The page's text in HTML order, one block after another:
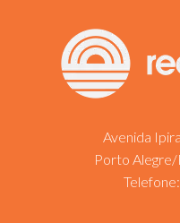
Avenida
Porto Alegre/
Telefone: